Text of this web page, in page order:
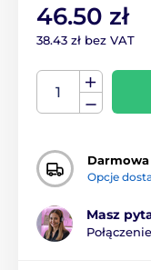
46.50 zł
38.43 zł bez VAT
Opcje
Masz
Połączenie